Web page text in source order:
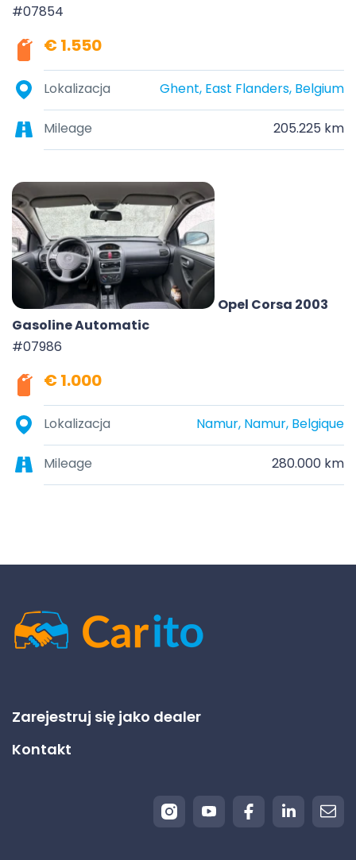
#07854
€ 1.550
Lokalizacja Ghent, East Flanders, Belgium
Mileage 205.225 km
Opel Corsa 2003
Gasoline Automatic
#07986
€ 1.000
Lokalizacja Namur, Namur, Belgique
Mileage 280.000 km
Zarejestruj się jako dealer
Kontakt